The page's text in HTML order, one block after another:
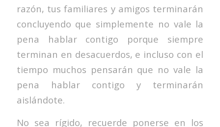
razón, tus familiares y amigos terminarán
concluyendo que simplemente no vale la
pena hablar contigo porque siempre
terminan en desacuerdos, e incluso con el
tiempo muchos pensarán que no vale la
pena hablar contigo y terminarán
aislándote.
No sea rígido, recuerde ponerse en los